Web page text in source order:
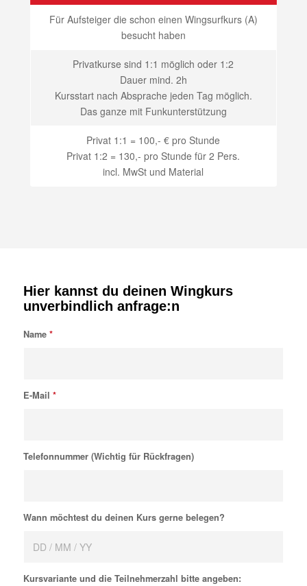
Für Aufsteiger die schon einen Wingsurfkurs (A)
besucht haben
Privatkurse sind 1:1 möglich oder 1:2
Dauer mind. 2h
Kursstart nach Absprache jeden Tag möglich.
Das ganze mit Funkunterstützung
Privat 1:1 = 100,- € pro Stunde
Privat 1:2 = 130,- pro Stunde für 2 Pers.
incl. MwSt und Material
Hier kannst du deinen Wingkurs
unverbindlich anfrage:n
Name *
E-Mail *
Telefonnummer (Wichtig für Rückfragen)
Wann möchtest du deinen Kurs gerne belegen?
Kursvariante und die Teilnehmerzahl bitte angeben: